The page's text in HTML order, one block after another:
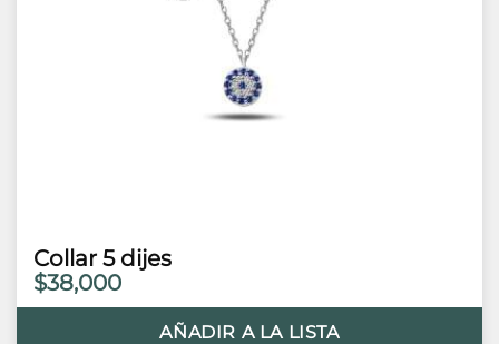
Collar 5 dijes
$38,000
AÑADIR A LA LISTA